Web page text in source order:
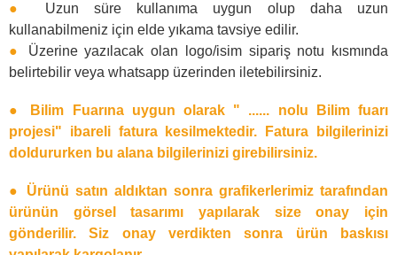
● Uzun süre kullanıma uygun olup daha uzun
kullanabilmeniz için elde yıkama tavsiye edilir.
●
Üzerine yazılacak olan logo/isim sipariş notu kısmında
belirtebilir veya whatsapp üzerinden iletebilirsiniz.
● Bilim Fuarına uygun olarak " ...... nolu Bilim fuarı
projesi" ibareli fatura kesilmektedir. Fatura bilgilerinizi
doldururken bu alana bilgilerinizi girebilirsiniz.
● Ürünü satın aldıktan sonra grafikerlerimiz tarafından
ürünün görsel tasarımı yapılarak size onay için
gönderilir. Siz onay verdikten sonra ürün baskısı